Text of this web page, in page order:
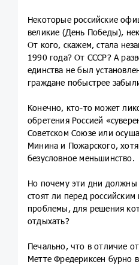
Некоторые российские
великие (День Победы),
От кого, скажем, стала
1990 года? От СССР? А
единства не был
граждане побыстрее
Конечно, кто-то может
обретения Россией
Советском Союзе или
Минина и Пожарского,
безусловное меньшинство.
Но почему эти дни
стоят ли перед российским
проблемы, для решения
отдыхать?
Печально, что в отличие
Метте Фредериксен бурно